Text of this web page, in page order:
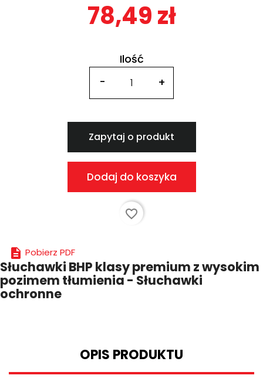
78,49 zł
Ilość
Zapytaj o produkt
Dodaj do koszyka
favorite_border
 Pobierz PDF
Słuchawki BHP klasy premium z wysokim
pozimem tłumienia - Słuchawki
ochronne
OPIS PRODUKTU